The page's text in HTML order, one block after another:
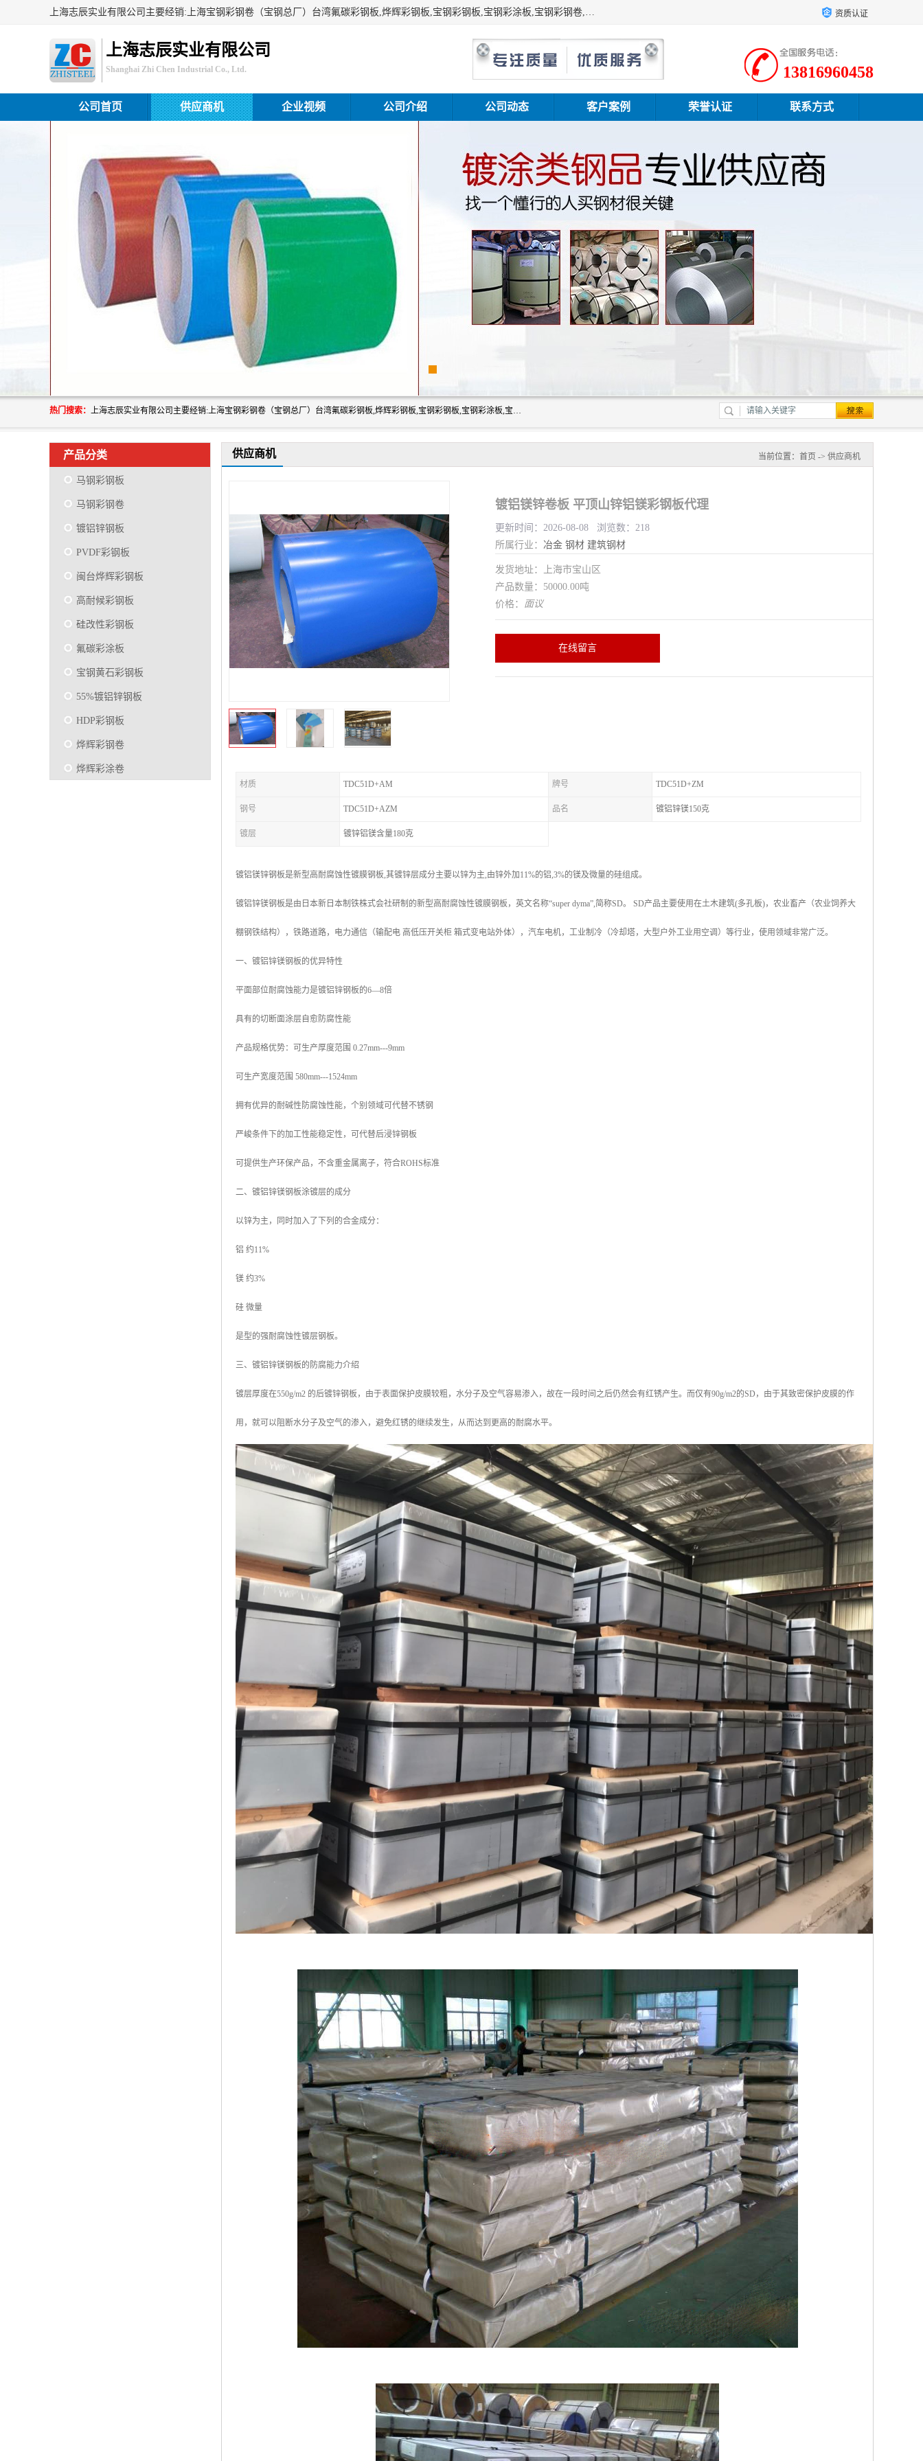
上海志辰实业有限公司主要经销:上海宝钢彩钢卷（宝钢总厂）台湾氟碳彩钢板,烨辉彩钢板,宝钢彩钢板,宝钢彩涂板,宝钢彩钢卷,马钢彩钢板,马钢彩钢卷,镀铝锌钢板,PVDF彩钢板,台湾烨辉彩钢板,高耐候彩钢板,硅改性彩钢板,规格齐全。 资质认证
上海志辰实业有限公司
Shanghai Zhi Chen Industrial Co., Ltd. 13816960458
公司首页 供应商机 企业视频 公司介绍 公司动态 客户案例 荣誉认证 联系方式
热门搜索： 上海志辰实业有限公司主要经销:上海宝钢彩钢卷（宝钢总厂）台湾氟碳彩钢板,烨辉彩钢板,宝钢彩钢板,宝钢彩涂板,宝钢彩钢卷,马钢彩钢板,马钢彩钢卷,镀铝锌钢板,PVDF彩钢板,台湾烨辉彩钢板,高耐候彩钢板,硅改性彩钢板,规格齐全。
产品分类
马钢彩钢板
马钢彩钢卷
镀铝锌钢板
PVDF彩钢板
闽台烨辉彩钢板
高耐候彩钢板
硅改性彩钢板
氟碳彩涂板
宝钢黄石彩钢板
55%镀铝锌钢板
HDP彩钢板
烨辉彩钢卷
烨辉彩涂卷
供应商机 当前位置： 首页 -> 供应商机
镀铝镁锌卷板 平顶山锌铝镁彩钢板代理
更新时间：2026-08-08 浏览数：218
所属行业： 冶金 钢材 建筑钢材
发货地址：上海市宝山区
产品数量：50000.00吨
价格： 面议
在线留言
材质 TDC51D+AM 牌号 TDC51D+ZM
钢号 TDC51D+AZM 品名 镀铝锌镁150克
镀层 镀锌铝镁含量180克
镀铝镁锌钢板是新型高耐腐蚀性镀膜钢板,其镀锌层成分主要以锌为主,由锌外加11%的铝,3%的镁及微量的硅组成。
镀铝锌镁钢板是由日本新日本制铁株式会社研制的新型高耐腐蚀性镀膜钢板，英文名称“super dyma”,简称SD。 SD产品主要使用在土木建筑(多孔板)，农业畜产（农业饲养大
棚钢铁结构），铁路道路，电力通信（输配电 高低压开关柜 箱式变电站外体），汽车电机，工业制冷（冷却塔，大型户外工业用空调）等行业，使用领域非常广泛。
一、镀铝锌镁钢板的优异特性
平面部位耐腐蚀能力是镀铝锌钢板的6—8倍
具有的切断面涂层自愈防腐性能
产品规格优势：可生产厚度范围 0.27mm---9mm
可生产宽度范围 580mm---1524mm
拥有优异的耐碱性防腐蚀性能，个别领域可代替不锈钢
严峻条件下的加工性能稳定性，可代替后浸锌钢板
可提供生产环保产品，不含重金属离子，符合ROHS标准
二、镀铝锌镁钢板涂镀层的成分
以锌为主，同时加入了下列的合金成分：
铝 约11%
镁 约3%
硅 微量
是型的强耐腐蚀性镀层钢板。
三、镀铝锌镁钢板的防腐能力介绍
镀层厚度在550g/m2 的后镀锌钢板，由于表面保护皮膜较粗，水分子及空气容易渗入，故在一段时间之后仍然会有红锈产生。而仅有90g/m2的SD，由于其致密保护皮膜的作
用，就可以阻断水分子及空气的渗入，避免红锈的继续发生，从而达到更高的耐腐水平。